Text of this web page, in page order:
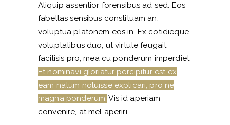
Aliquip assentior forensibus ad sed. Eos
fabellas sensibus constituam an,
voluptua platonem eos in. Ex cotidieque
voluptatibus duo, ut virtute feugait
facilisis pro, mea cu ponderum imperdiet.
Et nominavi gloriatur percipitur est ex
eam natum noluisse explicari, pro ne
magna ponderum. Vis id aperiam
convenire, at mel aperiri